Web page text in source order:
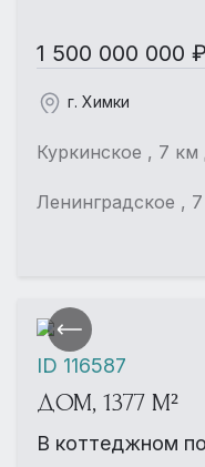
1 500 000 000 ₽
г. Химки
Куркинское , 7
Ленинградское ,
ДОМ, 1377 М²
В коттеджном
ID 116587